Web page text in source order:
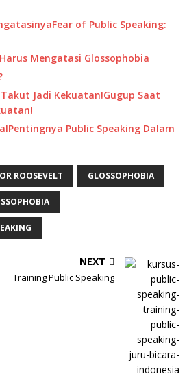
Fear of Public Speaking:
Mengatasi Glossophobia
Gugup Saat
Pentingnya Public Speaking Dalam
ROOSEVELT GLOSSOPHOBIA
NEXT
Training Public Speaking